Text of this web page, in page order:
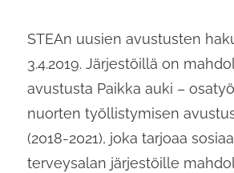
STEAn uusien avustusten
3.4.2019. Järjestöillä on
avustusta Paikka auki –
nuorten työllistymisen
(2018-2021), joka tarjoaa
terveysalan järjestöille